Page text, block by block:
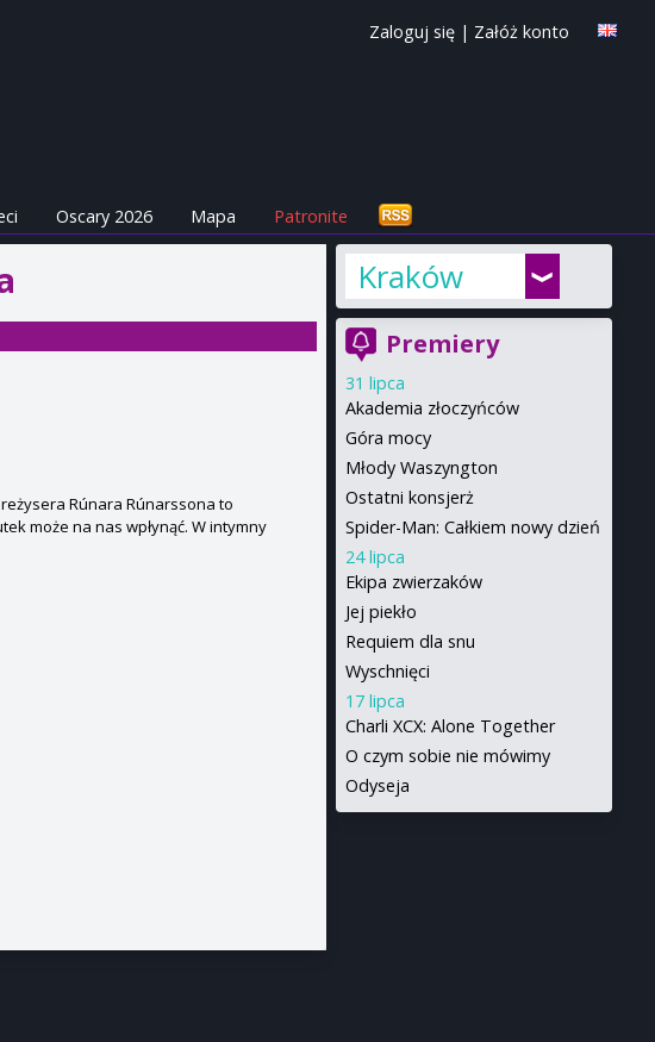
Zaloguj się | Załóż konto
Oscary 2026 Mapa Patronite
Rúnara Rúnarssona to
może na nas wpłynąć. W intymny
Kraków
Premiery
31 lipca
Akademia złoczyńców
Góra mocy
Młody Waszyngton
Ostatni konsjerż
Spider-Man: Całkiem nowy dzień
24 lipca
Ekipa zwierzaków
Jej piekło
Requiem dla snu
Wyschnięci
17 lipca
Charli XCX: Alone Together
O czym sobie nie mówimy
Odyseja